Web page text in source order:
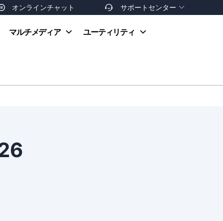
オンラインチャット  サポートセンター 
お支払い方法
マルチメディア ユーティリティ